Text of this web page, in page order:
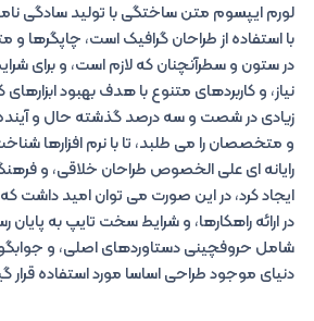
لورم ایپسوم متن ساختگی با تولید سادگی
با استفاده از طراحان گرافیک است، چاپگرها و
در ستون و سطرآنچنان که لازم است، و برای
نیاز، و کاربردهای متنوع با هدف بهبود
زیادی در شصت و سه درصد گذشته حال و
و متخصصان را می طلبد، تا با نرم افزارها
رایانه ای علی الخصوص طراحان خلاقی، و
ایجاد کرد، در این صورت می توان امید داشت
در ارائه راهکارها، و شرایط سخت تایپ به پایان
شامل حروفچینی دستاوردهای اصلی، و
دنیای موجود طراحی اساسا مورد استفاده قرار